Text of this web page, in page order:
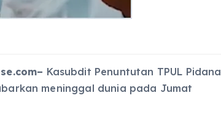
Kasubdit Penuntutan TPUL Pidana
meninggal dunia pada Jumat